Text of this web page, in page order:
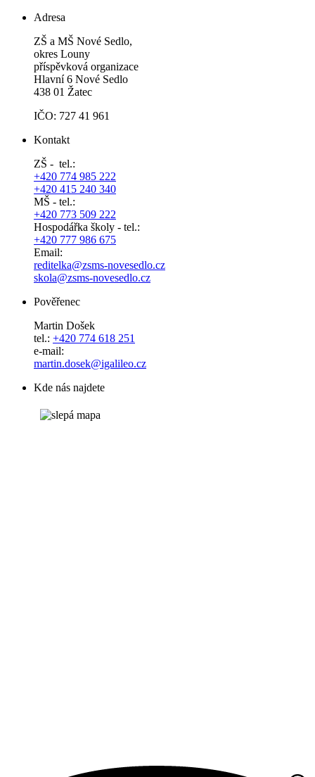
Adresa
ZŠ a MŠ Nové Sedlo,
okres Louny
příspěvková organizace
Hlavní 6 Nové Sedlo
438 01 Žatec
IČO: 727 41 961
Kontakt
ZŠ - tel.:
+420 774 985 222
+420 415 240 340
MŠ - tel.:
+420 773 509 222
Hospodářka školy - tel.:
+420 777 986 675
Email:
reditelka@zsms-novesedlo.cz
skola@zsms-novesedlo.cz
Pověřenec
Martin Došek
tel.: +420 774 618 251
e-mail:
​​​​​​​martin.dosek@igalileo.cz
Kde nás najdete